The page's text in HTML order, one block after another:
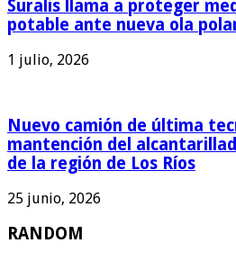
Suralis llama a proteger
potable ante nueva ola
1 julio, 2026
Nuevo camión de última
mantención del
de la región de Los Ríos
25 junio, 2026
RANDOM